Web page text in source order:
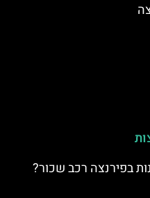
בפירנצה רכב שכור?